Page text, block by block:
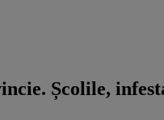
Școlile,